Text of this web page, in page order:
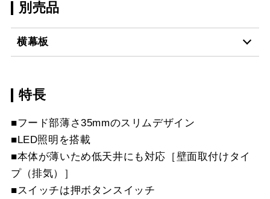
別売品
横幕板
YMP465-MTD465R
YMP465-MTD465L
S
YMP465-MTD465R
¥10,230（税抜価格 ￥
特長
■フード部薄さ35mmのスリムデザイン
■LED照明を搭載
■本体が薄いため低天井にも対応［壁面取付けタイ
プ（排気）］
■スイッチは押ボタンスイッチ